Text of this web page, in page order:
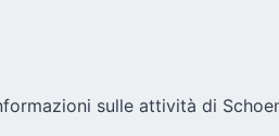
sulle attività di